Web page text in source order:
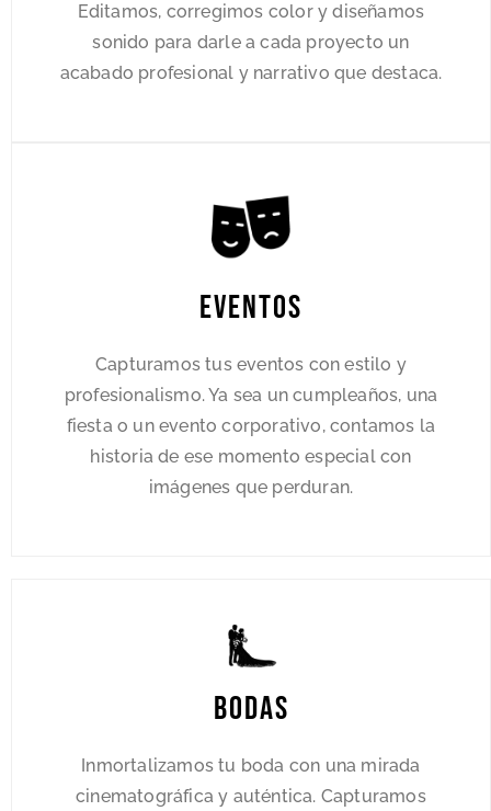
Editamos, corregimos color y diseñamos
sonido para darle a cada proyecto un
acabado profesional y narrativo que destaca.
Eventos
Capturamos tus eventos con estilo y
profesionalismo. Ya sea un cumpleaños, una
fiesta o un evento corporativo, contamos la
historia de ese momento especial con
imágenes que perduran.
Bodas
Inmortalizamos tu boda con una mirada
cinematográfica y auténtica. Capturamos